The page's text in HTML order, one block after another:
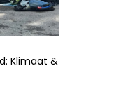
Klimaat &